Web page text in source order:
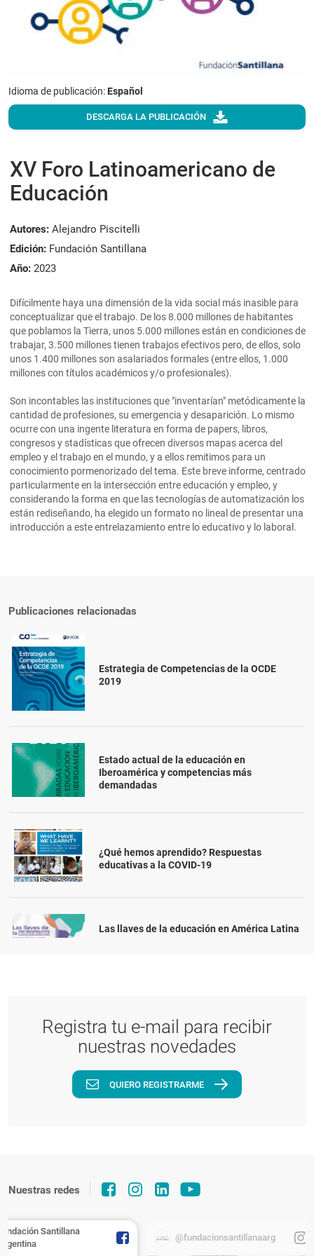
XV Foro Latinoamericano de
Educación
Autores: Alejandro Piscitelli
Edición: Fundación Santillana
Año: 2023
Difícilmente haya una dimensión de la vida social más inasible para
conceptualizar que el trabajo. De los 8.000 millones de habitantes
que poblamos la Tierra, unos 5.000 millones están en condiciones de
trabajar, 3.500 millones tienen trabajos efectivos pero, de ellos, solo
unos 1.400 millones son asalariados formales (entre ellos, 1.000
millones con títulos académicos y/o profesionales).
Son incontables las instituciones que "inventarían" metódicamente la
cantidad de profesiones, su emergencia y desaparición. Lo mismo
ocurre con una ingente literatura en forma de papers, libros,
congresos y stadísticas que ofrecen diversos mapas acerca del
empleo y el trabajo en el mundo, y a ellos remitimos para un
conocimiento pormenorizado del tema. Este breve informe, centrado
particularmente en la intersección entre educación y empleo, y
considerando la forma en que las tecnologías de automatización los
están rediseñando, ha elegido un formato no lineal de presentar una
introducción a este entrelazamiento entre lo educativo y lo laboral.
Idioma de publicación: Español
DESCARGA LA PUBLICACIÓN
Publicaciones relacionadas
Estrategia de Competencias de la OCDE
2019
Estado actual de la educación en
Iberoamérica y competencias más
demandadas
¿Qué hemos aprendido? Respuestas
educativas a la COVID-19
Las llaves de la educación en América Latina
Registra tu e-mail para recibir
nuestras novedades
QUIERO REGISTRARME
Nuestras redes
Santillana
@fundacionsantillanaarg